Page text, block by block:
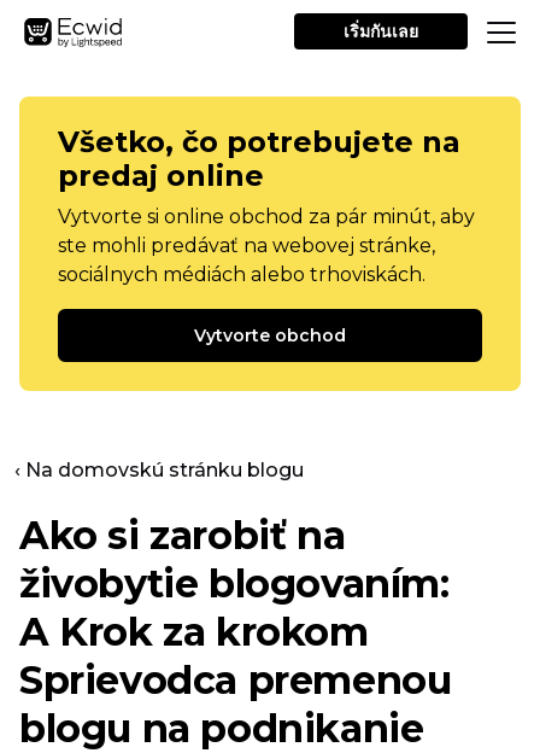
เริ่มกันเลย
Všetko, čo potrebujete na
predaj online
Vytvorte si online obchod za pár minút, aby
ste mohli predávať na webovej stránke,
sociálnych médiách alebo trhoviskách.
Vytvorte obchod
‹ Na domovskú stránku blogu
Ako si zarobiť na
živobytie blogovaním:
A Krok za krokom
Sprievodca premenou
blogu na podnikanie